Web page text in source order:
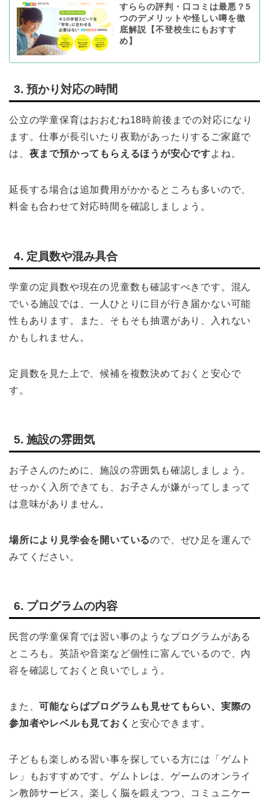
すららの評判・口コミは最悪？5
つのデメリットや怪しい噂を徹
底解説【不登校生にもおすす
め】
3. 預かり対応の時間
公立の学童保育はおおむね18時前後までの対応になり
ます。仕事が長引いたり夜勤があったりするご家庭で
は、 夜まで預かってもらえるほうが安心ですよね。
延長する場合は追加費用がかかるところも多いので、
料金も合わせて対応時間を確認しましょう。
4. 定員数や混み具合
学童の定員数や現在の児童数も確認すべきです。混ん
でいる施設では、一人ひとりに目が行き届かない可能
性もあります。また、そもそも抽選があり、入れない
かもしれません。
定員数を見た上で、候補を複数決めておくと安心で
す。
5. 施設の雰囲気
お子さんのために、施設の雰囲気も確認しましょう。
せっかく入所できても、お子さんが嫌がってしまって
は意味がありません。
場所により見学会を開いているので、ぜひ足を運んで
みてください。
6. プログラムの内容
民営の学童保育では習い事のようなプログラムがある
ところも。英語や音楽など個性に富んでいるので、内
容を確認しておくと良いでしょう。
また、可能ならばプログラムも見せてもらい、実際の
参加者やレベルも見ておく と安心できます。
子どもも楽しめる習い事を探している方には「ゲムト
レ」もおすすめです。ゲムトレは、ゲームのオンライ
ン教師サービス。楽しく脳を鍛えつつ、コミュニケー